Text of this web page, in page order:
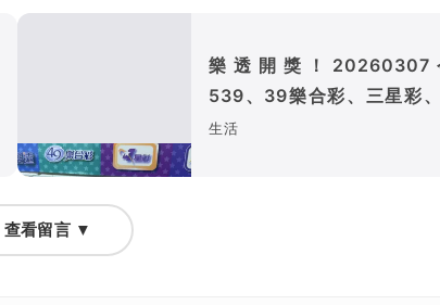
樂透開獎！20260307
539、39樂合彩、三星彩
彩獎號出爐
生活
查看留言 ▼